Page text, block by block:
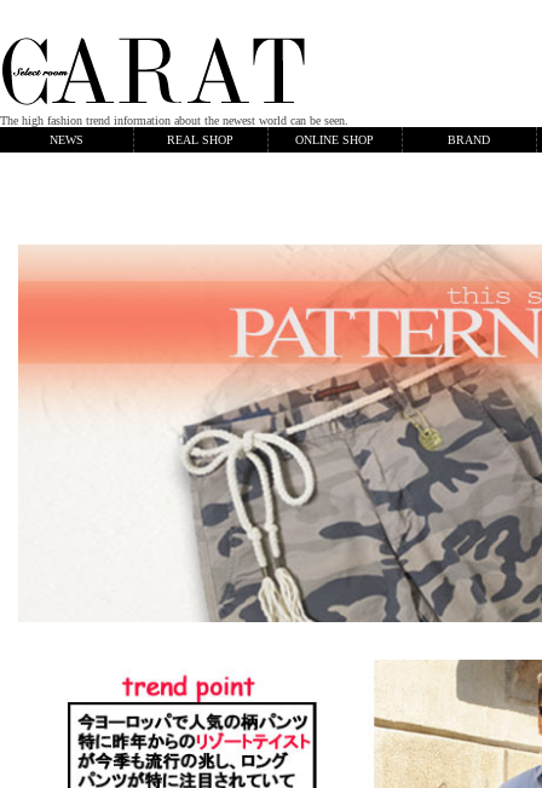
The high fashion trend information about the newest world can be seen.
NEWS
REAL SHOP ONLINE SHOP BRAND